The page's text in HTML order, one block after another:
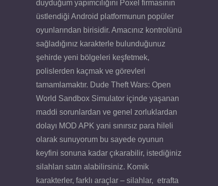
duyduğum yapımcılığını Poxel firmasının
üstlendiği Android platformunun popüler
oyunlarından birisidir. Amacınız kontrolünü
sağladığınız karakterle bulunduğunuz
şehirde yeni bölgeleri keşfetmek,
polislerden kaçmak ve görevleri
tamamlamaktır. Dude Theft Wars: Open
World Sandbox Simulator içinde yaşanan
maddi sorunlardan ve genel zorluklardan
dolayı MOD APK yani sınırsız para hileli
olarak sunuyorum bu sayede oyunun
keyfini sonuna kadar çıkarabilir, istediğiniz
silahları satın alabilirsiniz. Komik
karakterler, farklı araçlar – silahlar, etrafta